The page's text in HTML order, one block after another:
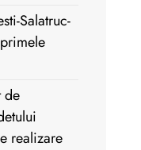
Salatruc-
de
realizare